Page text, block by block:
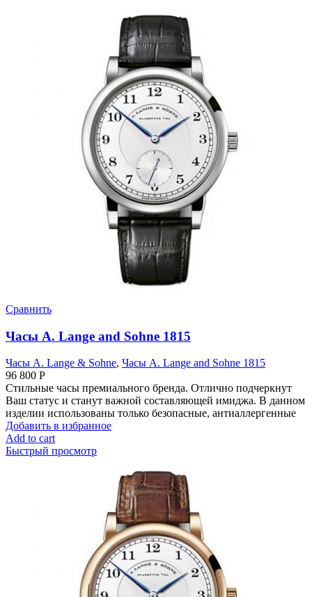
Сравнить
Часы A. Lange and Sohne 1815
Часы A. Lange & Sohne, Часы A. Lange and Sohne 1815
96 800 Р
Стильные часы премиального бренда. Отлично подчеркнут
Ваш статус и станут важной составляющей имиджа. В данном
изделии использованы только безопасные, антиаллергенные
Добавить в избранное
Add to cart
Быстрый просмотр